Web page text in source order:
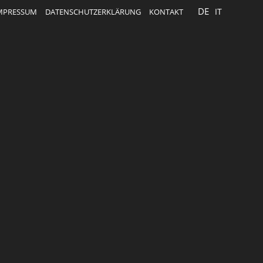
DE IT
DATENSCHUTZERKLÄRUNG KONTAKT